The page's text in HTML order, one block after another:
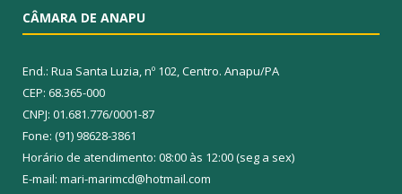
CÂMARA DE ANAPU
End.: Rua Santa Luzia, nº 102, Centro. Anapu/PA
CEP: 68.365-000
CNPJ: 01.681.776/0001-87
Fone: (91) 98628-3861
Horário de atendimento: 08:00 às 12:00 (seg a sex)
E-mail: mari-marimcd@hotmail.com